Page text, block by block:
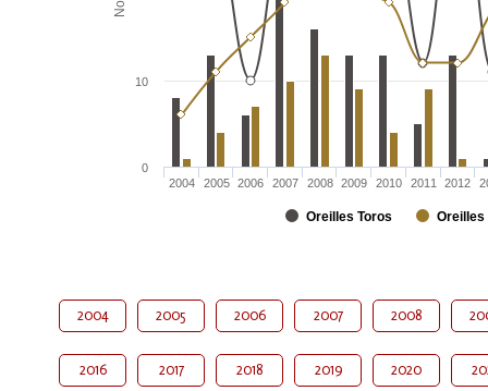
Oreilles Toros Oreilles
2004 2005 2006 2007 2008 2009 2010 2011 2012
0
10
2004 2005 2006 2007 2008
2016 2017 2018 2019 2020